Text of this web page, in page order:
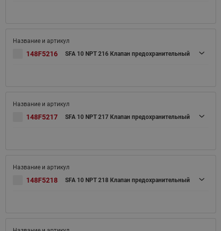
148F5216 SFA 10 NPT 216 Клапан предохранительный
148F5217 SFA 10 NPT 217 Клапан предохранительный
148F5218 SFA 10 NPT 218 Клапан предохранительный